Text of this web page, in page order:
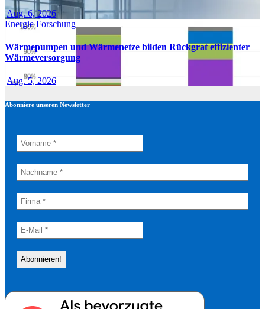
Aug. 6, 2026
EnergieForschung
Wärmepumpen und Wärmenetze bilden Rückgrat effizienter
Wärmeversorgung
Aug. 5, 2026
Abonniere unseren Newsletter